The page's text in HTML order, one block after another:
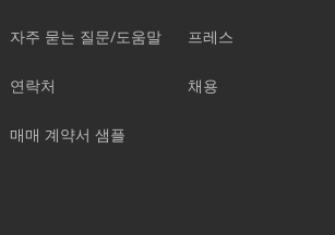
자주 묻는 질문/도움말
연락처
매매 계약서 샘플
프레스
채용